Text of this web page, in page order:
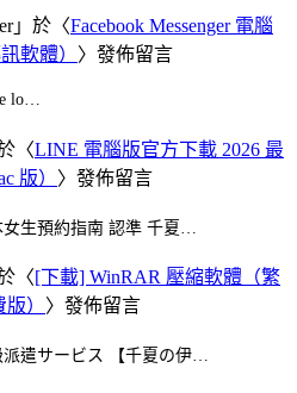
」於〈Facebook Messenger 電腦
軟體） 〉發佈留言
lo…
〈LINE 電腦版官方下載 2026 最
版） 〉發佈留言
生預約指南 認準 千夏…
〈[下載] WinRAR 壓縮軟體（繁
） 〉發佈留言
派遣サービス 【千夏の伊…